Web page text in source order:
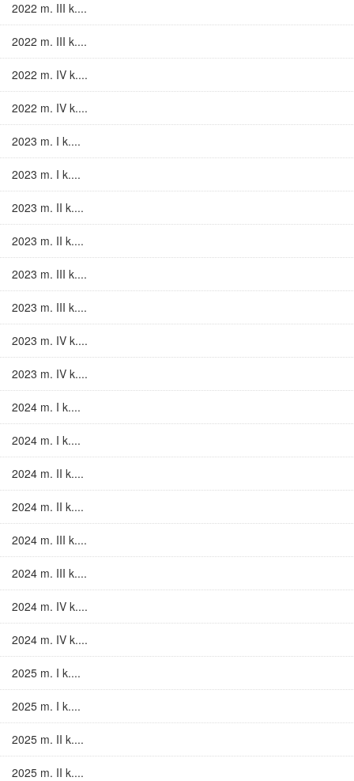
2022 m. III k....
2022 m. III k....
2022 m. IV k....
2022 m. IV k....
2023 m. I k....
2023 m. I k....
2023 m. II k....
2023 m. II k....
2023 m. III k....
2023 m. III k....
2023 m. IV k....
2023 m. IV k....
2024 m. I k....
2024 m. I k....
2024 m. II k....
2024 m. II k....
2024 m. III k....
2024 m. III k....
2024 m. IV k....
2024 m. IV k....
2025 m. I k....
2025 m. I k....
2025 m. II k....
2025 m. II k....